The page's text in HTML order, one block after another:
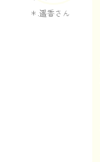
＊.遥香さん